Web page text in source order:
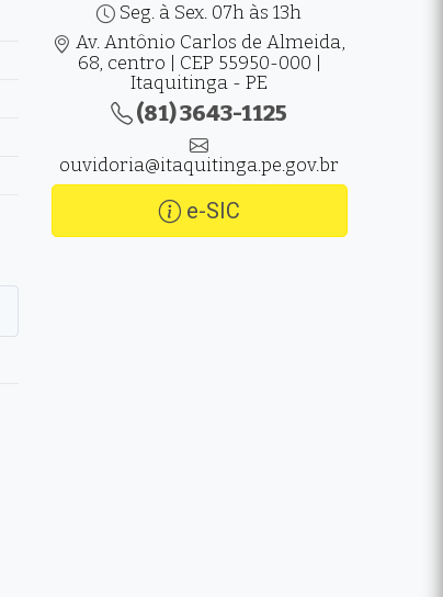
Seg. à Sex. 07h às 13h
Av. Antônio Carlos de Almeida,
68, centro | CEP 55950-000 |
Itaquitinga - PE
(81) 3643-1125
ouvidoria@itaquitinga.pe.gov.br
e-SIC